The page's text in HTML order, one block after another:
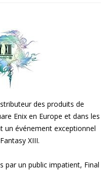
des produits de
Enix en Europe et dans les
un événement exceptionnel
XIII.
par un public impatient, Final